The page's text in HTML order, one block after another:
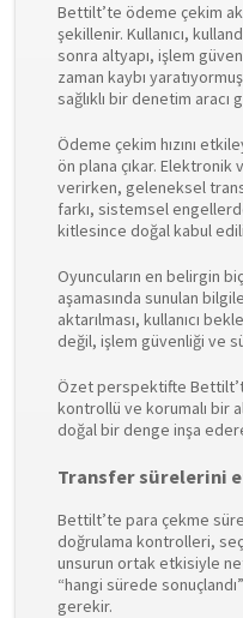
Bettilt’te ödeme çekim
şekillenir. Kullanıcı,
sonra altyapı, işlem
zaman kaybı
sağlıklı bir denetim aracı
Ödeme çekim hızını
ön plana çıkar. Elektronik
verirken, geleneksel
farkı, sistemsel
kitlesince doğal kabul
Oyuncuların en belirgin
aşamasında sunulan
aktarılması, kullanıcı
değil, işlem güvenliği ve
Özet perspektifte
kontrollü ve korumalı bir
doğal bir denge inşa
Transfer sürelerini
Bettilt’te para çekme
doğrulama kontrolleri,
unsurun ortak etkisiyle
“hangi sürede
gerekir.